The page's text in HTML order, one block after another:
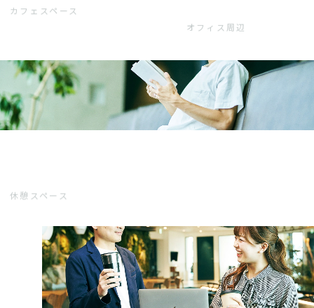
カフェスペース
オフィス周辺
休憩スペース